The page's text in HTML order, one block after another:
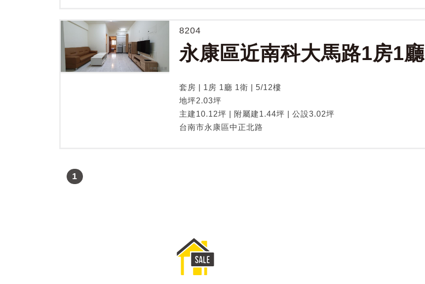
8204
永康區近南科大馬路1房1廳
套房 | 1房 1廳 1衛 | 5/12樓
地坪2.03坪
主建10.12坪 | 附屬建1.44坪 | 公設3.02坪
台南市永康區中正北路
1